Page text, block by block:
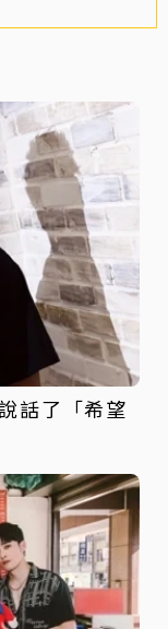
話了「希望